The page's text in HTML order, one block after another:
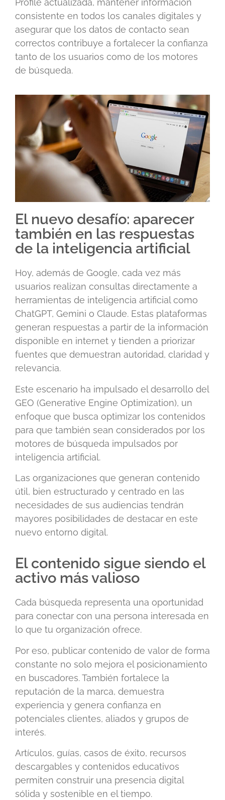
Profile actualizada, mantener información
consistente en todos los canales digitales y
asegurar que los datos de contacto sean
correctos contribuye a fortalecer la confianza
tanto de los usuarios como de los motores
de búsqueda.
El nuevo desafío: aparecer
también en las respuestas
de la inteligencia artificial
Hoy, además de Google, cada vez más
usuarios realizan consultas directamente a
herramientas de inteligencia artificial como
ChatGPT, Gemini o Claude. Estas plataformas
generan respuestas a partir de la información
disponible en internet y tienden a priorizar
fuentes que demuestran autoridad, claridad y
relevancia.
Este escenario ha impulsado el desarrollo del
GEO (Generative Engine Optimization), un
enfoque que busca optimizar los contenidos
para que también sean considerados por los
motores de búsqueda impulsados por
inteligencia artificial.
Las organizaciones que generan contenido
útil, bien estructurado y centrado en las
necesidades de sus audiencias tendrán
mayores posibilidades de destacar en este
nuevo entorno digital.
El contenido sigue siendo el
activo más valioso
Cada búsqueda representa una oportunidad
para conectar con una persona interesada en
lo que tu organización ofrece.
Por eso, publicar contenido de valor de forma
constante no solo mejora el posicionamiento
en buscadores. También fortalece la
reputación de la marca, demuestra
experiencia y genera confianza en
potenciales clientes, aliados y grupos de
interés.
Artículos, guías, casos de éxito, recursos
descargables y contenidos educativos
permiten construir una presencia digital
sólida y sostenible en el tiempo.